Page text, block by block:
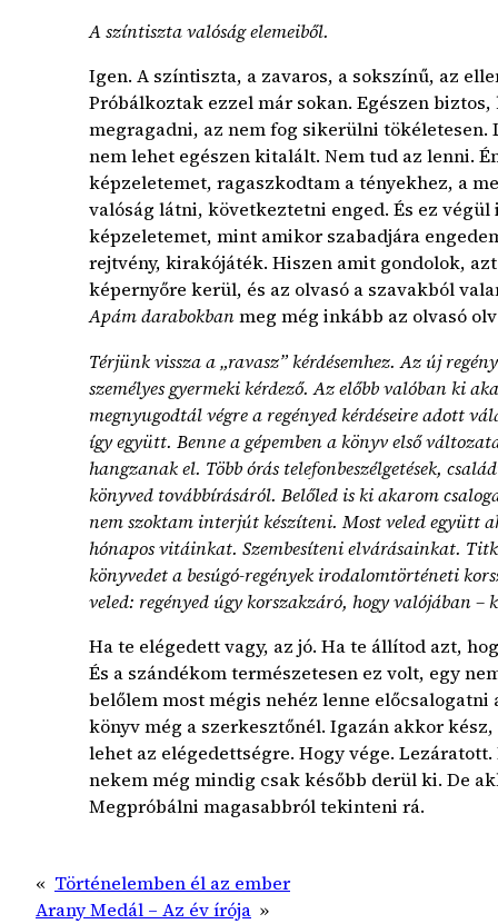
A színtiszta valóság elemeiből.
Igen. A színtiszta, a zavaros, a sokszínű, az
Próbálkoztak ezzel már sokan. Egészen
megragadni, az nem fog sikerülni
nem lehet egészen kitalált. Nem tud az lenni.
képzeletemet, ragaszkodtam a tényekhez, a
valóság látni, következtetni enged. És ez végül
képzeletemet, mint amikor szabadjára
rejtvény, kirakójáték. Hiszen amit gondolok,
képernyőre kerül, és az olvasó a szavakból
Apám darabokban meg még inkább az olvasó
Térjünk vissza a „ravasz” kérdésemhez. Az új
személyes gyermeki kérdező. Az előbb valóban ki
megnyugodtál végre a regényed kérdéseire adott
így együtt. Benne a gépemben a könyv első
hangzanak el. Több órás telefonbeszélgetések,
könyved továbbírásáról. Belőled is ki akarom
nem szoktam interjút készíteni. Most veled együtt
hónapos vitáinkat. Szembesíteni elvárásainkat.
könyvedet a besúgó-regények irodalomtörténeti
veled: regényed úgy korszakzáró, hogy valójában –
Ha te elégedett vagy, az jó. Ha te állítod azt,
És a szándékom természetesen ez volt, egy
belőlem most mégis nehéz lenne
könyv még a szerkesztőnél. Igazán akkor
lehet az elégedettségre. Hogy vége.
nekem még mindig csak később derül ki. De
Megpróbálni magasabbról tekinteni rá.
« Történelemben él az ember
Arany Medál – Az év írója »